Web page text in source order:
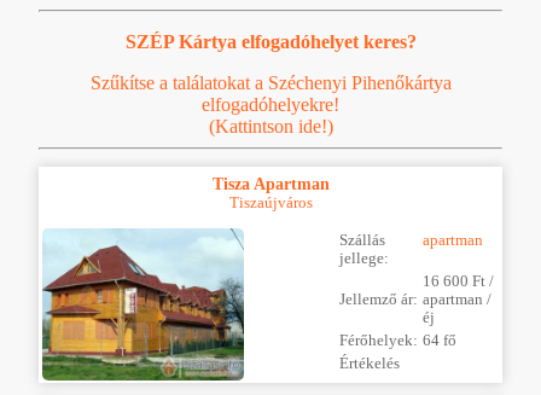
SZÉP Kártya elfogadóhelyet keres?
Szűkítse a találatokat a Széchenyi Pihenőkártya
elfogadóhelyekre!
(Kattintson ide!)
Tisza Apartman
Tiszaújváros
Szállás
jellege:
apartman
Jellemző ár:
16 600 Ft /
apartman /
éj
Férőhelyek: 64 fő
Értékelés